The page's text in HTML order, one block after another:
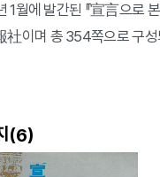
1월에 발간된 『宣言으로
이며 총 354쪽으로 구성
(6)